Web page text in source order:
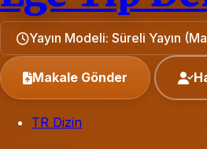
Yayın Modeli: Süreli Yayın
Makale Gönder
TR Dizin